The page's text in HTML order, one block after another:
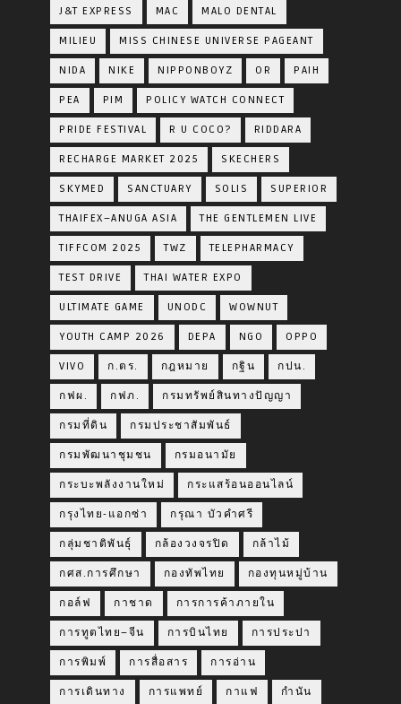
J&T EXPRESS MAC MALO DENTAL
MILIEU MISS CHINESE UNIVERSE PAGEANT
NIDA NIKE NIPPONBOYZ OR PAIH
PEA PIM POLICY WATCH CONNECT
PRIDE FESTIVAL R U COCO? RIDDARA
RECHARGE MARKET 2025 SKECHERS
SKYMED SANCTUARY SOLIS SUPERIOR
THAIFEX–ANUGA ASIA THE GENTLEMEN LIVE
TIFFCOM 2025 TWZ TELEPHARMACY
TEST DRIVE THAI WATER EXPO
ULTIMATE GAME UNODC WOWNUT
YOUTH CAMP 2026 DEPA NGO OPPO
VIVO ก.ตร. กฎหมาย กฐิน กปน.
กฟผ. กฟภ. กรมทรัพย์สินทางปัญญา
กรมที่ดิน กรมประชาสัมพันธ์
กรมพัฒนาชุมชน กรมอนามัย
กระบะพลังงานใหม่ กระแสร้อนออนไลน์
กรุงไทย-แอกซ่า กรุณา บัวคำศรี
กลุ่มชาติพันธุ์ กล้องวงจรปิด กล้าไม้
กศส.การศึกษา กองทัพไทย กองทุนหมู่บ้าน
กอล์ฟ กาชาด การการค้าภายใน
การทูตไทย–จีน การบินไทย การประปา
การพิมพ์ การสื่อสาร การอ่าน
การเดินทาง การแพทย์ กาแฟ กำนัน